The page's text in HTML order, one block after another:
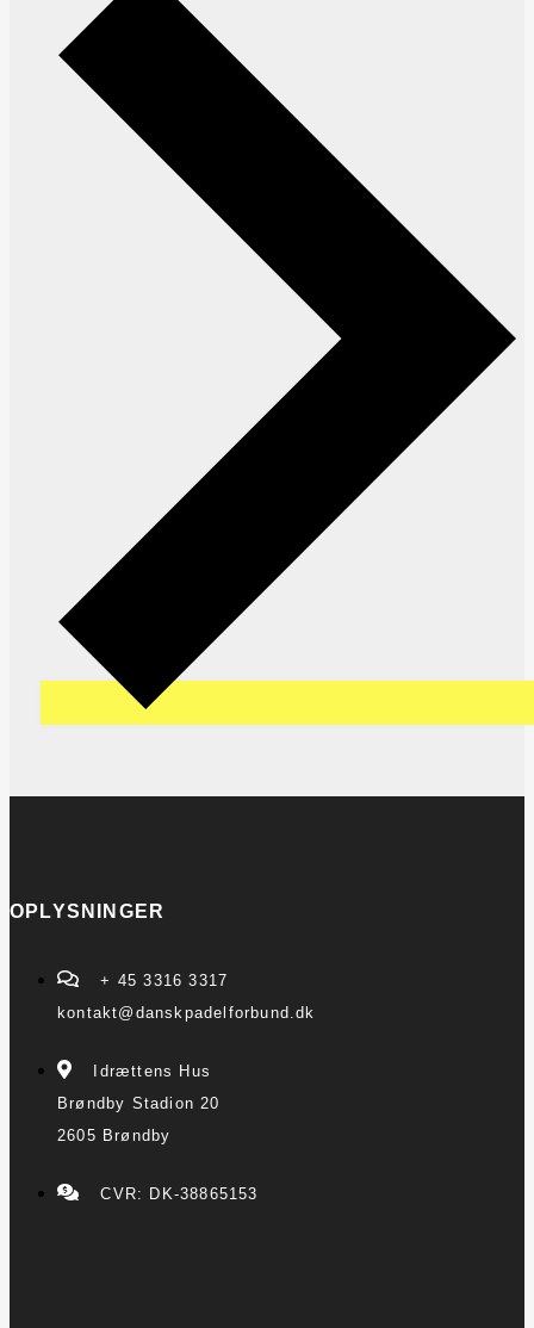
OPLYSNINGER
+ 45 3316 3317
kontakt@danskpadelforbund.dk
Idrættens Hus
Brøndby Stadion 20
2605 Brøndby
CVR: DK-38865153